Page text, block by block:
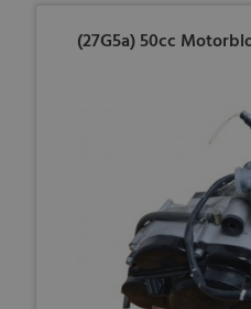
(27G5a) 50cc